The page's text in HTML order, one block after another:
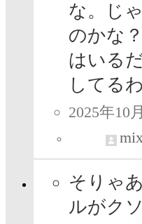
な。じ
のかな
はいる
してるわ
2025年10
そりゃ
ルがク